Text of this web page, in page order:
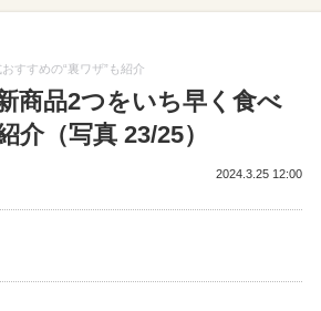
すすめの“裏ワザ”も紹介
商品2つをいち早く食べ
（写真 23/25）
2024.3.25 12:00